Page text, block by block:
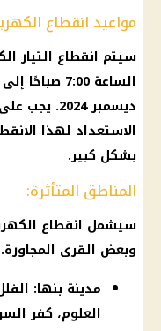
مواعيد انقطاع
سيتم انقطاع التيار
ديسمبر
الاستعداد لهذا
بشكل كبير.
المناطق المتأثرة:
سيشمل انقطاع
وبعض القرى
مدينة بنها:
العلوم، كفر